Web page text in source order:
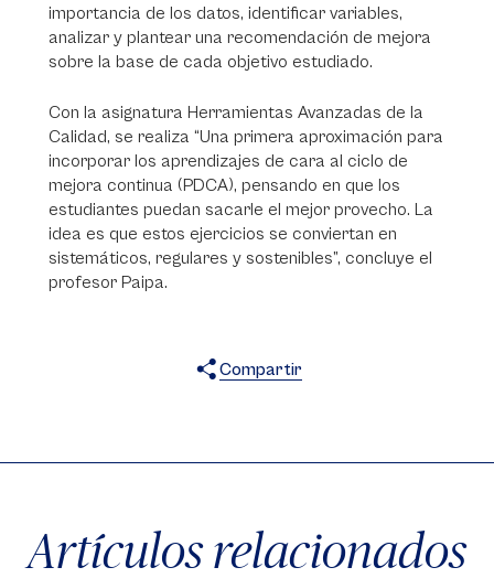
importancia de los datos, identificar variables,
analizar y plantear una recomendación de mejora
sobre la base de cada objetivo estudiado.
Con la asignatura Herramientas Avanzadas de la
Calidad, se realiza “Una primera aproximación para
incorporar los aprendizajes de cara al ciclo de
mejora continua (PDCA), pensando en que los
estudiantes puedan sacarle el mejor provecho. La
idea es que estos ejercicios se conviertan en
sistemáticos, regulares y sostenibles”, concluye el
profesor Paipa.
Compartir
Artículos relacionados